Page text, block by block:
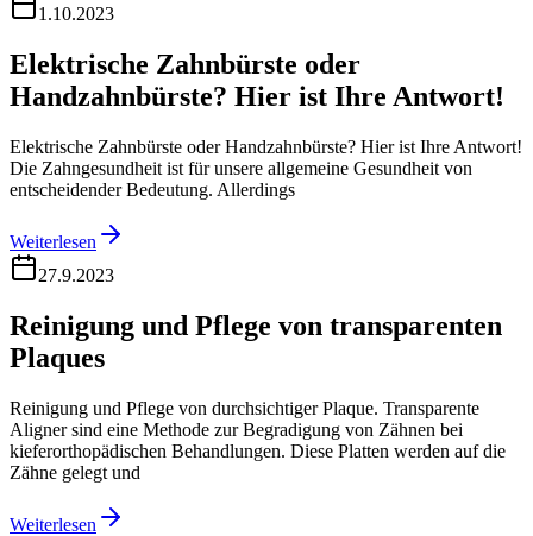
1.10.2023
Elektrische Zahnbürste oder
Handzahnbürste? Hier ist Ihre Antwort!
Elektrische Zahnbürste oder Handzahnbürste? Hier ist Ihre Antwort!
Die Zahngesundheit ist für unsere allgemeine Gesundheit von
entscheidender Bedeutung. Allerdings
Weiterlesen
27.9.2023
Reinigung und Pflege von transparenten
Plaques
Reinigung und Pflege von durchsichtiger Plaque. Transparente
Aligner sind eine Methode zur Begradigung von Zähnen bei
kieferorthopädischen Behandlungen. Diese Platten werden auf die
Zähne gelegt und
Weiterlesen